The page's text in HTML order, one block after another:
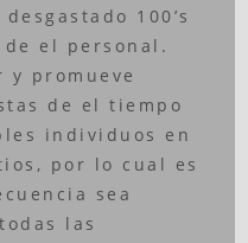
100’s
el personal.
y promueve
de el tiempo
individuos en
por lo cual es
sea
las